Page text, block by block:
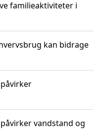
familieaktiviteter i
kan bidrage
vandstand og